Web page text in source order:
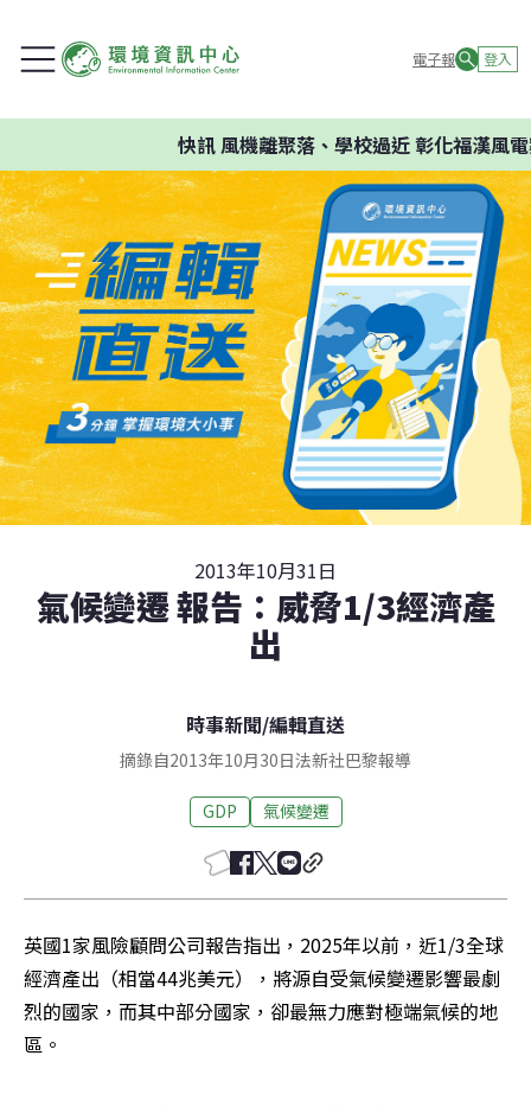
電子報 登入
快訊風機離聚落、學校過近 彰化福漢風電
2013年10月31日
氣候變遷 報告：威脅1/3經濟產
出
時事新聞/編輯直送
摘錄自2013年10月30日法新社巴黎報導
GDP 氣候變遷
英國1家風險顧問公司報告指出，2025年以前，近1/3全球
經濟產出（相當44兆美元），將源自受氣候變遷影響最劇
烈的國家，而其中部分國家，卻最無力應對極端氣候的地
區。